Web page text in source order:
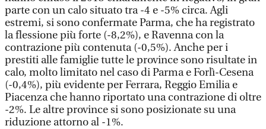
parte con un calo situato tra -4 e -5% circa. Agli
estremi, si sono confermate Parma, che ha registrato
la flessione più forte (-8,2%), e Ravenna con la
contrazione più contenuta (-0,5%). Anche per i
prestiti alle famiglie tutte le province sono risultate in
calo, molto limitato nel caso di Parma e Forlì-Cesena
(-0,4%), più evidente per Ferrara, Reggio Emilia e
Piacenza che hanno riportato una contrazione di oltre
-2%. Le altre province si sono posizionate su una
riduzione attorno al -1%.